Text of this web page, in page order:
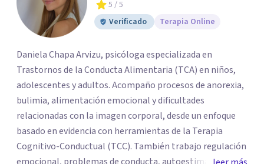
5 / 5
Verificado
Terapia Online
Daniela Chapa Arvizu, psicóloga especializada en
Trastornos de la Conducta Alimentaria (TCA) en niños,
adolescentes y adultos. Acompaño procesos de anorexia,
bulimia, alimentación emocional y dificultades
relacionadas con la imagen corporal, desde un enfoque
basado en evidencia con herramientas de la Terapia
Cognitivo-Conductual (TCC). También trabajo regulación